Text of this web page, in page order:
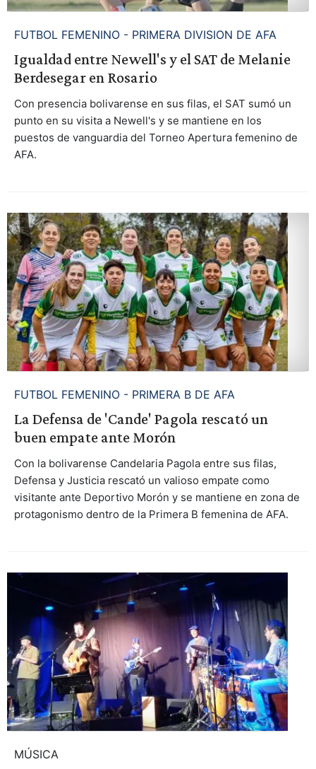
FUTBOL FEMENINO - PRIMERA DIVISION DE AFA
Igualdad entre Newell's y el SAT de Melanie
Berdesegar en Rosario
Con presencia bolivarense en sus filas, el SAT sumó un
punto en su visita a Newell's y se mantiene en los
puestos de vanguardia del Torneo Apertura femenino de
AFA.
FUTBOL FEMENINO - PRIMERA B DE AFA
La Defensa de 'Cande' Pagola rescató un
buen empate ante Morón
Con la bolivarense Candelaria Pagola entre sus filas,
Defensa y Justicia rescató un valioso empate como
visitante ante Deportivo Morón y se mantiene en zona de
protagonismo dentro de la Primera B femenina de AFA.
MÚSICA